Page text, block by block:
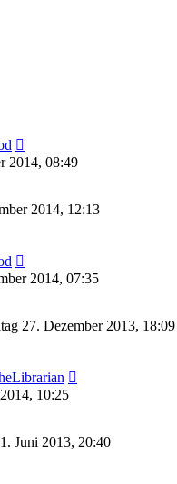
2014, 08:49
2014, 12:13
2014, 07:35
27. Dezember 2013, 18:09
10:25
Juni 2013, 20:40